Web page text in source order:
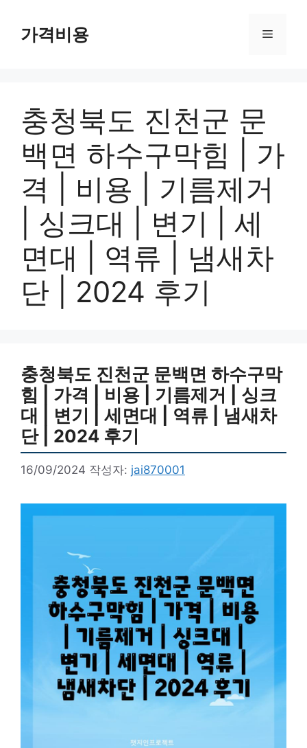
가격비용 메
충청북도 진천군 문
백면 하수구막힘 | 가
격 | 비용 | 기름제거
| 싱크대 | 변기 | 세
면대 | 역류 | 냄새차
단 | 2024 후기
충청북도 진천군 문백면 하수구막
힘 | 가격 | 비용 | 기름제거 | 싱크
대 | 변기 | 세면대 | 역류 | 냄새차
단 | 2024 후기
16/09/2024 작성자: jai870001